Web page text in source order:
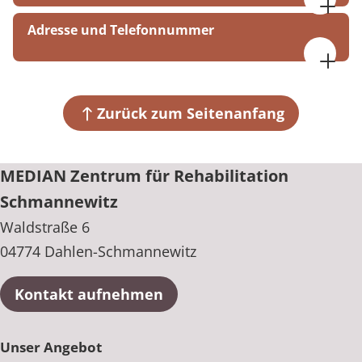
Montag bis Donnerstag, 07:30 bis 17:00 Uhr
Freitag, 07:30 bis 16:00 Uhr
Adresse und Telefonnummer
MEDIAN Zentrum für Rehabilitation Schmannewitz
04774 Dahlen-Schmannewitz
Zurück zum Seitenanfang
MEDIAN Zentrum für Rehabilitation
Schmannewitz
Waldstraße 6
04774 Dahlen-Schmannewitz
Kontakt aufnehmen
Unser Angebot